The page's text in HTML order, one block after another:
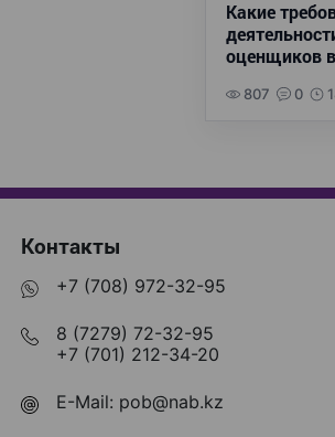
Какие
оценщиков
807 0
Контакты
+7 (708) 972-32-95
8 (7279) 72-32-95
+7 (701) 212-34-20
E-Mail: pob@nab.kz